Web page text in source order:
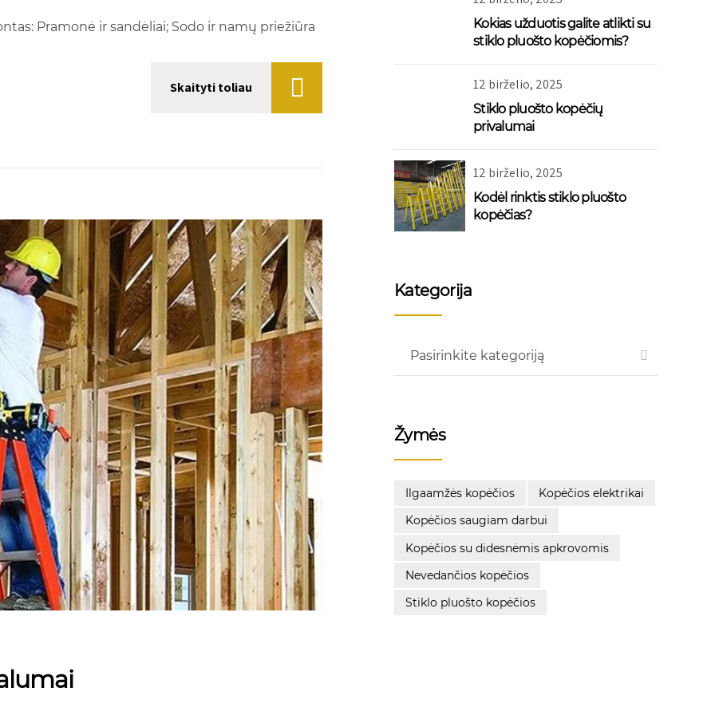
Pramonė ir sandėliai; Sodo ir namų priežiūra
Skaityti toliau
Kokias užduotis galite atlikti su
stiklo pluošto kopėčiomis?
12 birželio, 2025
Stiklo pluošto kopėčių
privalumai
12 birželio, 2025
Kodėl rinktis stiklo pluošto
kopėčias?
Kategorija
Pasirinkite kategoriją
Žymės
Ilgaamžės kopėčios
Kopėčios elektrikai
Kopėčios saugiam darbui
Kopėčios su didesnėmis apkrovomis
Nevedančios kopėčios
Stiklo pluošto kopėčios